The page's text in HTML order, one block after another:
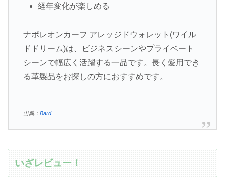
経年変化が楽しめる
ナポレオンカーフ アレッジドウォレット(ワイル
ドドリーム)は、ビジネスシーンやプライベート
シーンで幅広く活躍する一品です。長く愛用でき
る革製品をお探しの方におすすめです。
出典： Bard
いざレビュー！